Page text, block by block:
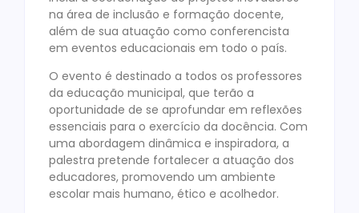
na área de inclusão e formação docente,
além de sua atuação como conferencista
em eventos educacionais em todo o país.
O evento é destinado a todos os professores
da educação municipal, que terão a
oportunidade de se aprofundar em reflexões
essenciais para o exercício da docência. Com
uma abordagem dinâmica e inspiradora, a
palestra pretende fortalecer a atuação dos
educadores, promovendo um ambiente
escolar mais humano, ético e acolhedor.